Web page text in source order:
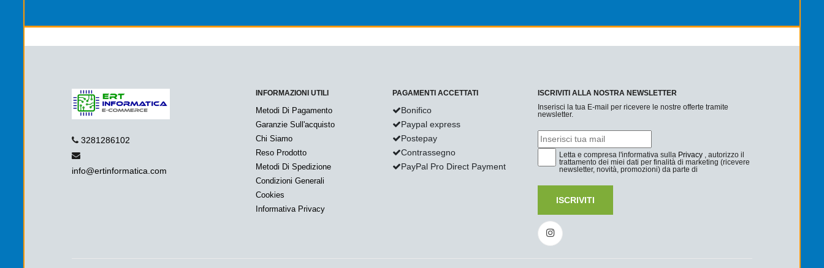
3281286102
info@ertinformatica.com
INFORMAZIONI UTILI
Metodi Di Pagamento
Garanzie Sull'acquisto
Chi Siamo
Reso Prodotto
Metodi Di Spedizione
Condizioni Generali
Cookies
Informativa Privacy
PAGAMENTI ACCETTATI
Bonifico
Paypal express
Postepay
Contrassegno
PayPal Pro Direct Payment
ISCRIVITI ALLA NOSTRA NEWSLETTER
Inserisci la tua E-mail per ricevere le nostre offerte tramite
newsletter.
Letta e compresa l'informativa sulla Privacy , autorizzo il
trattamento dei miei dati per finalità di marketing (ricevere
newsletter, novità, promozioni) da parte di
ISCRIVITI